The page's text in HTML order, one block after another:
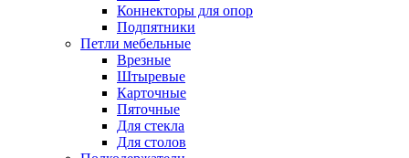
Коннекторы для опор
Подпятники
Петли мебельные
Врезные
Штыревые
Карточные
Пяточные
Для стекла
Для столов